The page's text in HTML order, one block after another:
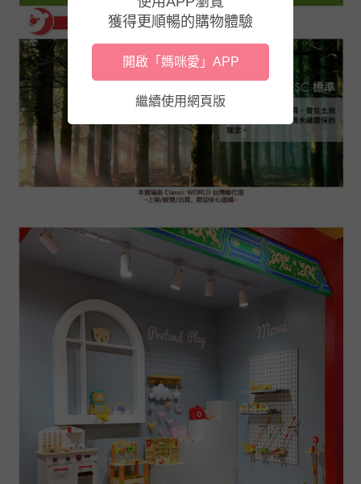
獲得更順暢的購物體驗
開啟「媽咪愛」APP
繼續使用網頁版